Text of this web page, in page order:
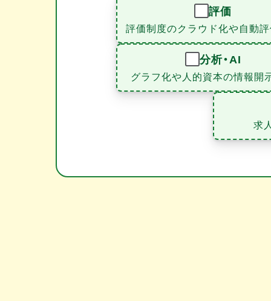
評価
評価制度のクラウド化や自動
分析・AI
グラフ化や人的資本の情報開
求